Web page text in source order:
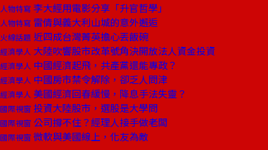
人物特寫 李大經用電影分享「升官哲學」
人物特寫 雷倩與義大利山城的意外邂逅
火線話題 近四成台灣菁英擔心丟飯碗
經濟學人 大陸吹響股市改革號角決開放法人資金投資
經濟學人 中國經濟起飛，共產黨還能專政？
經濟學人 中國房市禁令解除，卻乏人問津
經濟學人 美國經濟回春緩慢，降息手法失靈？
國際視窗 投資大陸股市，選股是大學問
國際視窗 公司撐不住？經理人接手做老闆
國際視窗 微軟與美國線上，化友為敵